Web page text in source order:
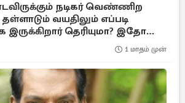
நடிகர் வெண்ணிற
வயதிலும் எப்படி
தெரியுமா? இதோ
1 மாதம் முன்